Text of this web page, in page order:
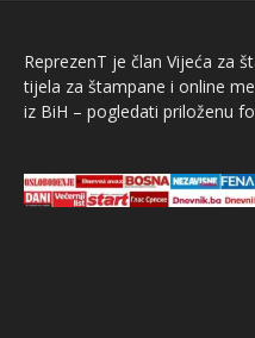
ReprezenT je član Vijeća za
tijela za štampane i online
iz BiH – pogledati priloženu